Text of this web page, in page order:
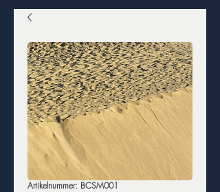
Artikelnummer: BCSM001